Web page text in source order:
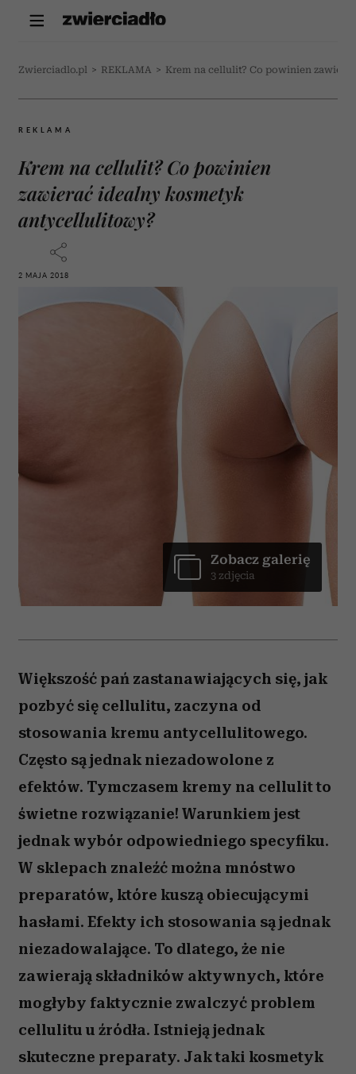
Zwierciadlo.pl > REKLAMA > Krem na cellulit? Co powinien
REKLAMA
Krem na cellulit? Co powinien
zawierać idealny kosmetyk
antycellulitowy?
2 MAJA 2018
Zobacz galerię
3 zdjęcia
Większość pań zastanawiających się, jak
pozbyć się cellulitu, zaczyna od
stosowania kremu antycellulitowego.
Często są jednak niezadowolone z
efektów. Tymczasem kremy na cellulit to
świetne rozwiązanie! Warunkiem jest
jednak wybór odpowiedniego specyfiku.
W sklepach znaleźć można mnóstwo
preparatów, które kuszą obiecującymi
hasłami. Efekty ich stosowania są jednak
niezadowalające. To dlatego, że nie
zawierają składników aktywnych, które
mogłyby faktycznie zwalczyć problem
cellulitu u źródła. Istnieją jednak
skuteczne preparaty. Jak taki kosmetyk